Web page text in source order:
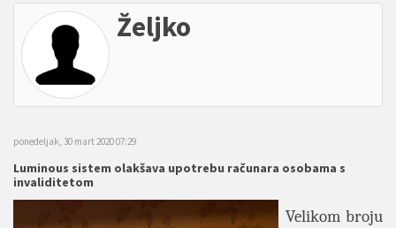
Željko
ponedeljak, 30 mart 2020 07:29
Luminous sistem olakšava upotrebu računara osobama s
invaliditetom
Velikom broju